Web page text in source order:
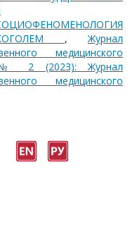
,Журнал
медицинского
№ 2 (2023): Журнал
медицинского